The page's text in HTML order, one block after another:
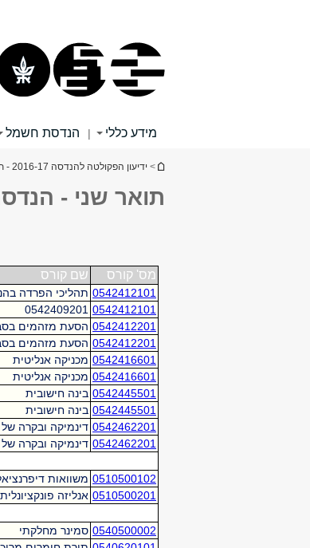
מידע כללי | הנדסת חשמל
הינך נמצא כאן
> ידיעון הפקולטה להנדסה 2016-17 - תשע"ז
תואר שני -